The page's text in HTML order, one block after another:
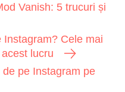
Vanish: 5 trucuri și
Cele mai
lucru
pe Instagram pe